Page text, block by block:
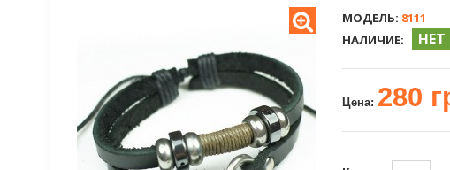
МОДЕЛЬ: 8111
НАЛИЧИЕ:
Цена: 280